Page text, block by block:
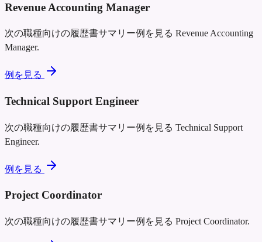
Revenue Accounting Manager
次の職種向けの履歴書サマリー例を見る Revenue Accounting
Manager.
例を見る
Technical Support Engineer
次の職種向けの履歴書サマリー例を見る Technical Support
Engineer.
例を見る
Project Coordinator
次の職種向けの履歴書サマリー例を見る Project Coordinator.